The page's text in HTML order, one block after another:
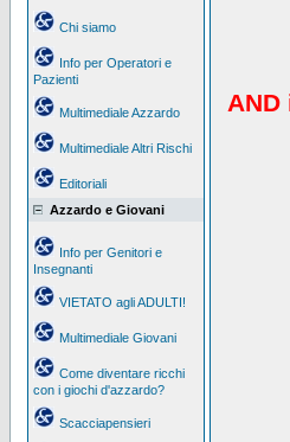
Chi siamo
Info per Operatori e
Pazienti
Multimediale Azzardo
Multimediale Altri Rischi
Editoriali
Azzardo e Giovani
Info per Genitori e
Insegnanti
VIETATO agli ADULTI!
Multimediale Giovani
Come diventare ricchi
con i giochi d'azzardo?
Scacciapensieri